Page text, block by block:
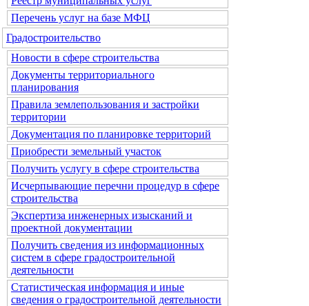
Перечень услуг на базе МФЦ
Градостроительство
Новости в сфере строительства
Документы территориального
планирования
Правила землепользования и застройки
территории
Документация по планировке территорий
Приобрести земельный участок
Получить услугу в сфере строительства
Исчерпывающие перечни процедур в сфере
строительства
Экспертиза инженерных изысканий и
проектной документации
Получить сведения из информационных
систем в сфере градостроительной
деятельности
Статистическая информация и иные
сведения о градостроительной деятельности